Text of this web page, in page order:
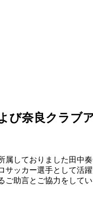
び奈良クラブ
属しておりました田中
サッカー選手として活
助言とご協力をしてい